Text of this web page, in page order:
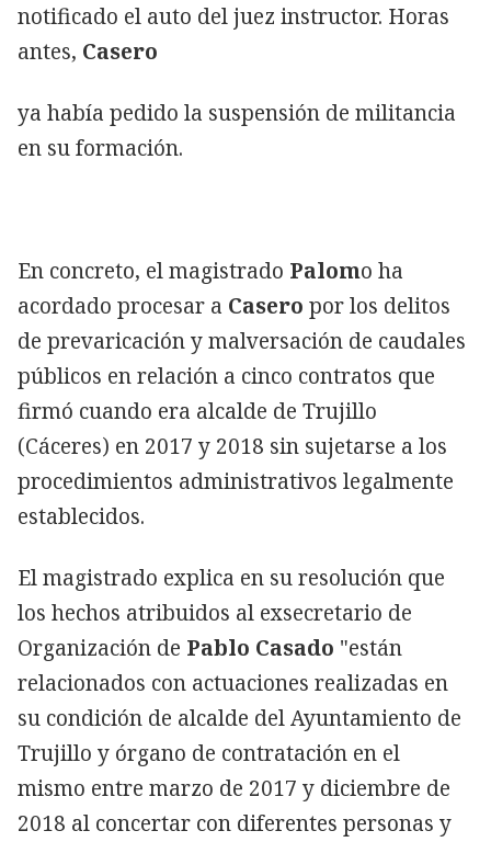
notificado el auto del juez instructor. Horas
antes, Casero
ya había pedido la suspensión de militancia
en su formación.
En concreto, el magistrado Palomo ha
acordado procesar a Casero por los delitos
de prevaricación y malversación de caudales
públicos en relación a cinco contratos que
firmó cuando era alcalde de Trujillo
(Cáceres) en 2017 y 2018 sin sujetarse a los
procedimientos administrativos legalmente
establecidos.
El magistrado explica en su resolución que
los hechos atribuidos al exsecretario de
Organización de Pablo Casado "están
relacionados con actuaciones realizadas en
su condición de alcalde del Ayuntamiento de
Trujillo y órgano de contratación en el
mismo entre marzo de 2017 y diciembre de
2018 al concertar con diferentes personas y